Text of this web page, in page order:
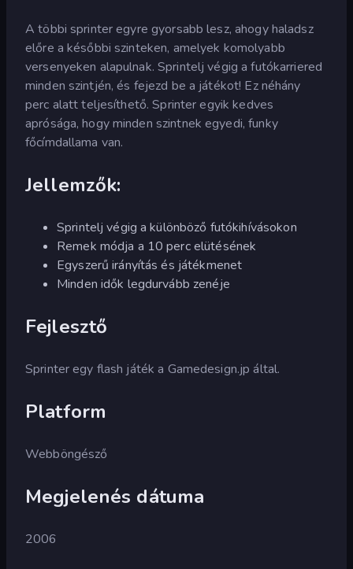
A többi sprinter egyre gyorsabb lesz, ahogy haladsz
előre a későbbi szinteken, amelyek komolyabb
versenyeken alapulnak. Sprintelj végig a futókarriered
minden szintjén, és fejezd be a játékot! Ez néhány
perc alatt teljesíthető. Sprinter egyik kedves
aprósága, hogy minden szintnek egyedi, funky
főcímdallama van.
Jellemzők:
Sprintelj végig a különböző futókihívásokon
Remek módja a 10 perc elütésének
Egyszerű irányítás és játékmenet
Minden idők legdurvább zenéje
Fejlesztő
Sprinter egy flash játék a Gamedesign.jp által.
Platform
Webböngésző
Megjelenés dátuma
2006